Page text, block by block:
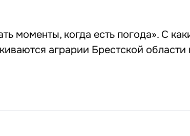
моменты, когда есть погода». С
аграрии Брестской области